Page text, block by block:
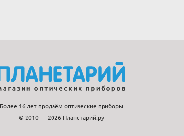
Более 16 лет продаём оптические приборы
© 2010 — 2026 Планетарий.ру